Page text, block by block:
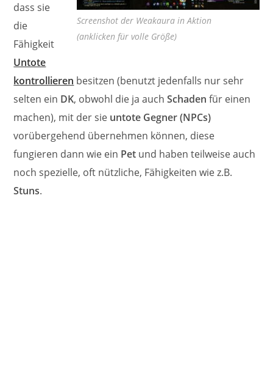
Screenshot der Weakaura in Aktion
(anklicken für volle Größe)
dass sie
die
Fähigkeit
Untote
kontrollieren besitzen (benutzt jedenfalls nur sehr
selten ein DK, obwohl die ja auchSchaden für einen
machen), mit der sie untote Gegner (NPCs)
vorübergehend übernehmen können, diese
fungieren dann wie ein Pet und haben teilweise auch
noch spezielle, oft nützliche, Fähigkeiten wie z.B.
Stuns.